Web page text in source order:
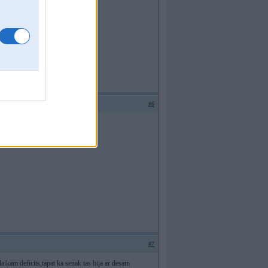
#6
#7
deficits,tapat ka senak tas bija ar desam